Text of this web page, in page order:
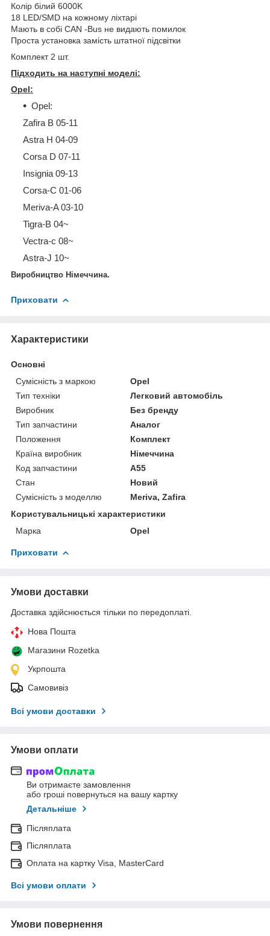
Колір білий 6000K
18 LED/SMD на кожному ліхтарі
Мають в собі CAN -Bus не видають помилок
Проста установка замість штатної підсвітки
Комплект2 шт.
Підходить на наступні моделі:
Opel:
Opel:
Zafira B 05-11
Astra H 04-09
Corsa D 07-11
Insignia 09-13
Corsa-C 01-06
Meriva-A 03-10
Tigra-B 04~
Vectra-c 08~
Astra-J 10~
Виробництво Німеччина.
Приховати
Характеристики
Основні
Сумісність з маркою
Opel
Тип техніки
Легковий автомобіль
Виробник
Без бренду
Тип запчастини
Аналог
Положення
Комплект
Країна виробник
Німеччина
Код запчастини
A55
Стан
Новий
Сумісність з моделлю
Meriva, Zafira
Користувальницькі характеристики
Марка
Opel
Приховати
Умови доставки
Доставка здійснюється тільки по передоплаті.
Нова Пошта
Магазини Rozetka
Укрпошта
Самовивіз
Всі умови доставки
Умови оплати
Ви отримаєте замовлення
або гроші повернуться на вашу картку
Детальніше
Післяплата
Післяплата
Оплата на картку Visa, MasterCard
Всі умови оплати
Умови повернення